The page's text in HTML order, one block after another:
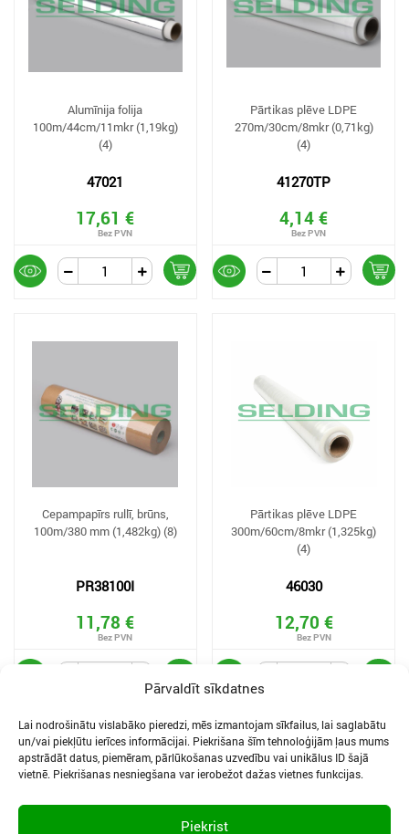
Pārvaldīt sīkdatnes
Lai nodrošinātu vislabāko pieredzi, mēs izmantojam sīkfailus, lai saglabātu
un/vai piekļūtu ierīces informācijai. Piekrišana šīm tehnoloģijām ļaus mums
apstrādāt datus, piemēram, pārlūkošanas uzvedību vai unikālus ID šajā
vietnē. Piekrišanas nesniegšana var ierobežot dažas vietnes funkcijas.
Piekrist
Alumīnija folija
100m/44cm/11mkr (1,19kg)
(4)
47021
17,61 €
Pārtikas plēve LDPE
270m/30cm/8mkr (0,71kg)
(4)
41270TP
4,14 €
Cepampapīrs rullī, brūns,
100m/380 mm (1,482kg) (8)
PR38100I
11,78 €
Pārtikas plēve LDPE
300m/60cm/8mkr (1,325kg)
(4)
46030
12,70 €
LIETOŠANAS NOTEIKUMI